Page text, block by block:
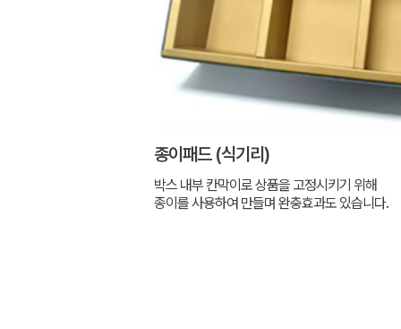
종이패드 (식기리)
박스 내부 칸막이로 상품을 고정시키기 위해
종이를 사용하여 만들며 완충효과도 있습니다.